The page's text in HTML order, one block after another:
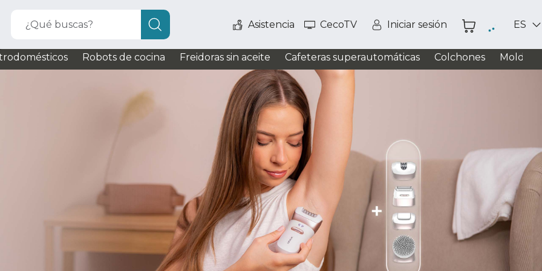
¿Qué buscas? Asistencia CecoTV Iniciar sesión ES
Robots de cocina Freidoras sin aceite Cafeteras superautomáticas Colchones